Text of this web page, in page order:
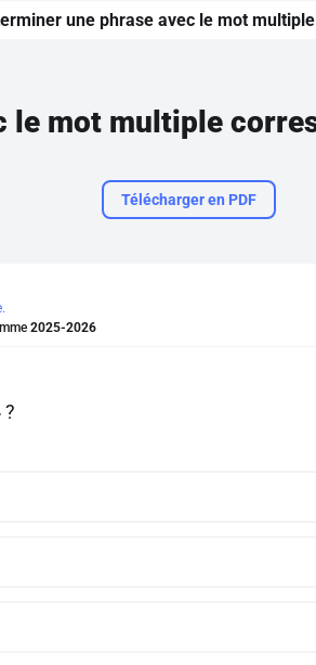
une phrase avec le mot
Télécharger en PDF
2025-2026
?